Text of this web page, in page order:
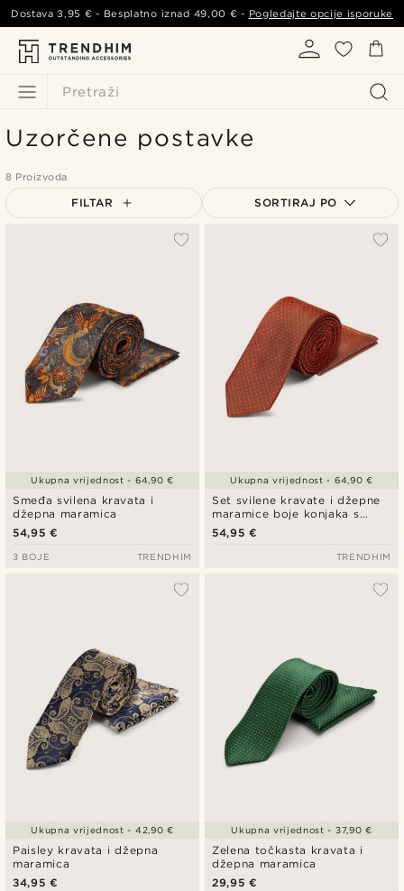
Pretraži
Dostava3,95 € - Besplatno iznad 49,00 € - Pogledajte opcije isporuke
Uzorčene postavke
8 Proizvoda
FILTAR SORTIRAJ PO
Najviša cijena
Smeđa svilena kravata i
džepna maramica
54,95 €
Ukupna vrijednost - 64,90 €
3 BOJE TRENDHIM
Set svilene kravate i džepne
maramice boje konjaka s
točkicama
54,95 €
Ukupna vrijednost - 64,90 €
TRENDHIM
Paisley kravata i džepna
maramica
34,95 €
Ukupna vrijednost - 42,90 €
Zelena točkasta kravata i
džepna maramica
29,95 €
Ukupna vrijednost - 37,90 €